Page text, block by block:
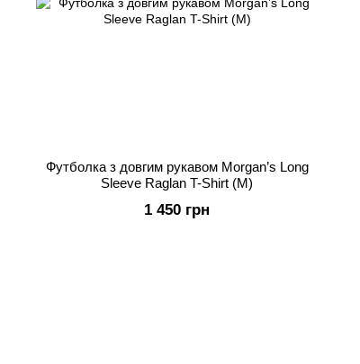
Футболка з довгим рукавом Morgan’s Long
Sleeve Raglan T-Shirt (M)
1 450 грн